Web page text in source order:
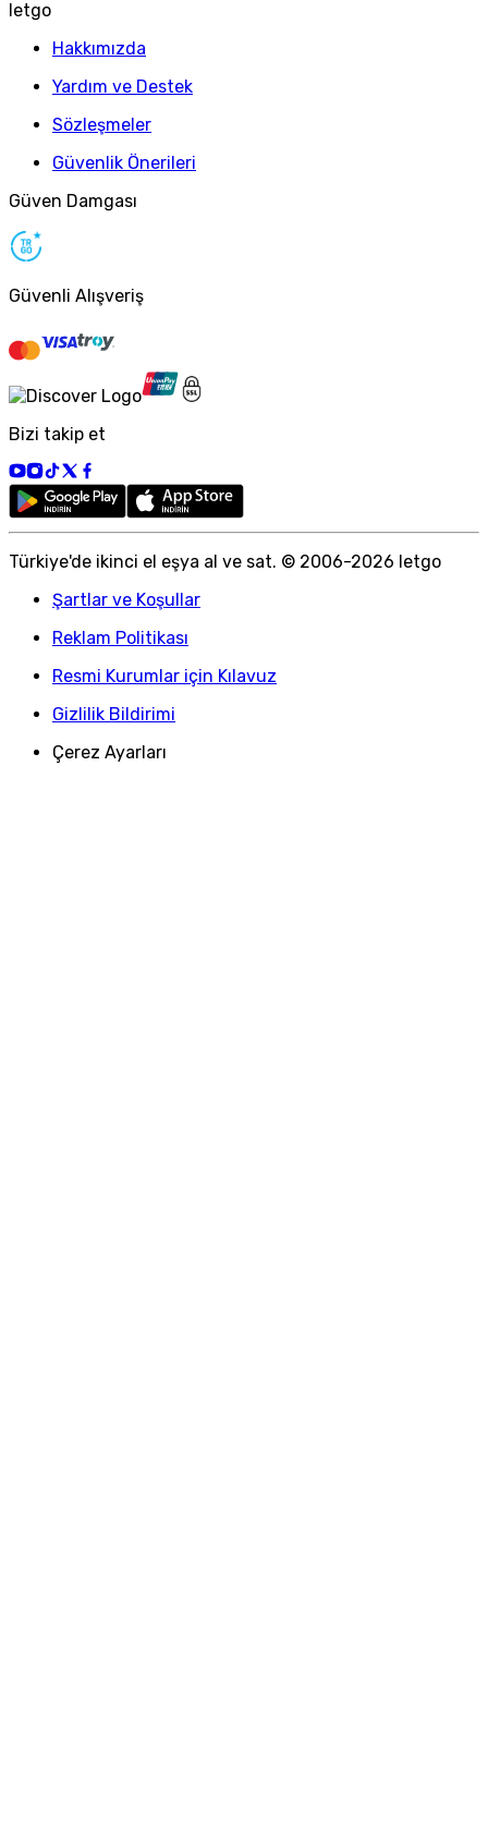
letgo
Hakkımızda
Yardım ve Destek
Sözleşmeler
Güvenlik Önerileri
Güven Damgası
Güvenli Alışveriş
Bizi takip et
Türkiye'de ikinci el eşya al ve sat. © 2006-2026 letgo
Şartlar ve Koşullar
Reklam Politikası
Resmi Kurumlar için Kılavuz
Gizlilik Bildirimi
Çerez Ayarları